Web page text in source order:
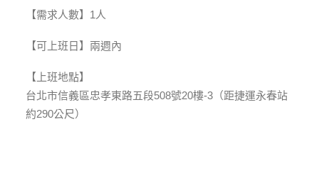
【需求人數】1人
【可上班日】兩週內
【上班地點】
台北市信義區忠孝東路五段508號20樓-3（距捷運永春站
約290公尺）